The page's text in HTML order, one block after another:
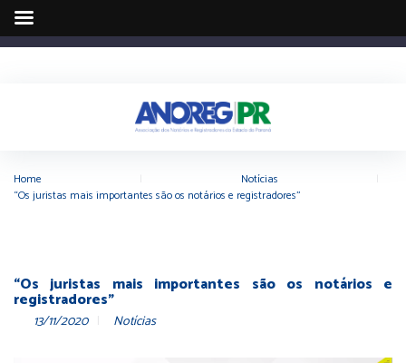
Home Notícias
“Os juristas mais importantes são os notários e registradores”
“Os juristas mais importantes são os notários e
registradores”
13/11/2020 Notícias